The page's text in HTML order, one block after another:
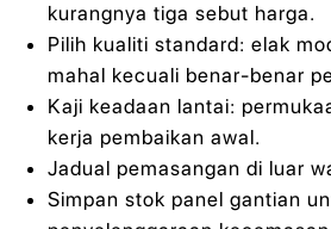
kurangnya tiga sebut harga.
Pilih kualiti standard: elak
mahal kecuali benar-benar
Kaji keadaan lantai:
kerja pembaikan awal.
Jadual pemasangan di luar
Simpan stok panel gantian